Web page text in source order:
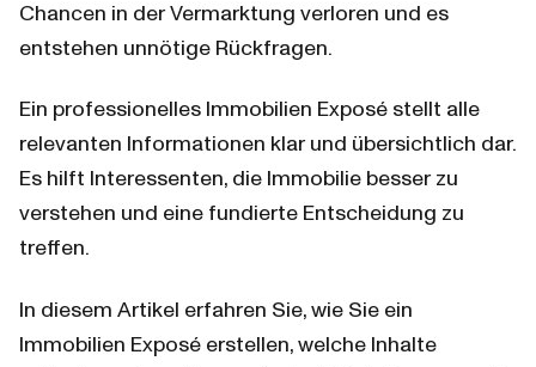
Chancen in der Vermarktung verloren und es
entstehen unnötige Rückfragen.
Ein professionelles Immobilien Exposé stellt alle
relevanten Informationen klar und übersichtlich dar.
Es hilft Interessenten, die Immobilie besser zu
verstehen und eine fundierte Entscheidung zu
treffen.
In diesem Artikel erfahren Sie, wie Sie ein
Immobilien Exposé erstellen, welche Inhalte